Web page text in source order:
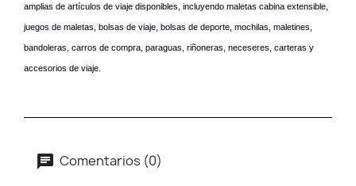
amplias de artículos de viaje disponibles, incluyendo maletas cabina extensible,
juegos de maletas, bolsas de viaje, bolsas de deporte, mochilas, maletines,
bandoleras, carros de compra, paraguas, riñoneras, neceseres, carteras y
accesorios de viaje.
Comentarios (0)